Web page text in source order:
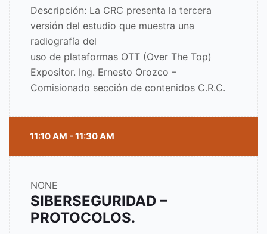
Descripción: La CRC presenta la tercera
versión del estudio que muestra una
radiografía del
uso de plataformas OTT (Over The Top)
Expositor. Ing. Ernesto Orozco –
Comisionado sección de contenidos C.R.C.
11:10 AM - 11:30 AM
NONE
SIBERSEGURIDAD –
PROTOCOLOS.